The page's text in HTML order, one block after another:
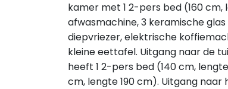
kamer met 1 2-pers bed (160 cm,
afwasmachine, 3 keramische
diepvriezer, elektrische
kleine eettafel. Uitgang naar de
heeft 1 2-pers bed (140 cm,
cm, lengte 190 cm). Uitgang